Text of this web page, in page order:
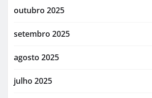
outubro 2025
setembro 2025
agosto 2025
julho 2025